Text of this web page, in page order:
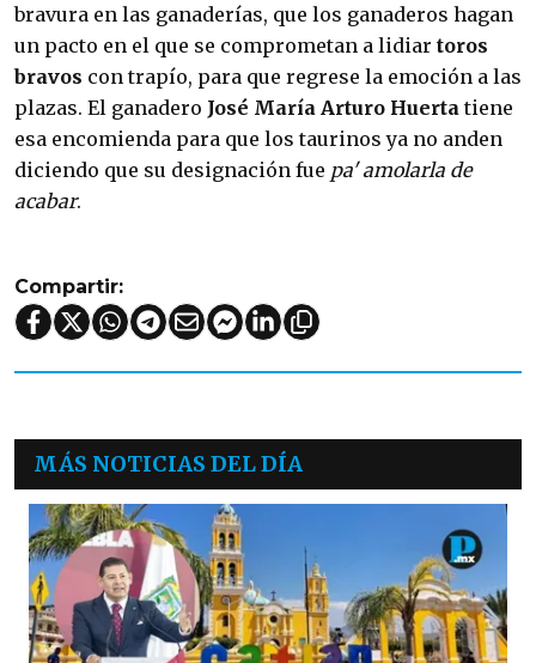
bravura en las ganaderías, que los ganaderos hagan
un pacto en el que se comprometan a lidiar toros
bravos con trapío, para que regrese la emoción a las
plazas. El ganadero José María Arturo Huerta tiene
esa encomienda para que los taurinos ya no anden
diciendo que su designación fue pa' amolarla de
acabar.
Compartir:
MÁS NOTICIAS DEL DÍA